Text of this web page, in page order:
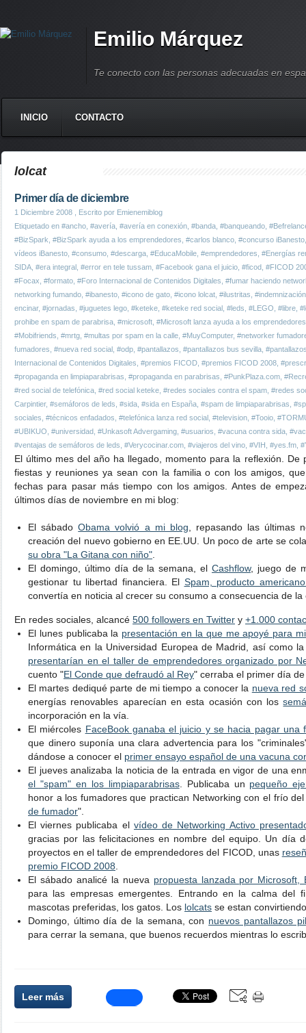
Emilio Márquez
Te conecto con las personas adecuadas en
INICIO CONTACTO
lolcat
Primer día de diciembre
1 Diciembre 2008 , Escrito por Emienemiblog
Etiquetado en #ancho #avería #avería en conexión #banda #banqueando
#BizSpark #BizSpark ayuda a los emprendedores #carlos blanco #concurso iBanesto
vídeos iBanesto #consumo #descarga #EducaMobile #emprendedores #Energías
SIDA #era integral #error en tele tussam #Facebook gana el juicio #ficod #FICOD
#Focax #formato #Foro Internacional de Contenidos Digitales #fumar haciendo
networking fumando #ibanesto #icono de gato #icono lolcat #ilustritas
encinar, #jornadas #juguetes lego #keteke #keteke red social #leds #LEGO #libre
prohibe en spam de parabrisa #microsoft #Microsoft lanza ayuda a los emprendedores
#Mobifriends #mrtg #multas por spam en la calle #MuyComputer, #networker
fumadores #nueva red social #odp #pantallazos #pantallazos bus sevilla
Internacional de Contenidos Digitales #premios FICOD #premios FICOD 2008
#propaganda en limpiaparabrisas #propaganda en parabrisas #PunkPlaza.com
#red social de telefónica #red social keteke #redes sociales contra el spam #redes
Carpintier, #semáforos de leds #sida #sida en España #spam de limpiaparabrisas
sociales #técnicos enfadados #telefónica lanza red social #television #Tooio
#UBIKUO #universidad #Unkasoft Advergaming #usuarios #vacuna contra sida
#ventajas de semáforos de leds #Verycocinar.com #viajeros del vino #VIH #yes.fm
El último mes del año ha llegado, momento para la reflexión.
fiestas y reuniones ya sean con la familia o con los amigos,
fechas para pasar más tiempo con los amigos. Antes de
últimos días de noviembre en mi blog:
El sábadoObama volvió a mi blog , repasando las últimas
creación del nuevo gobierno en EE.UU. Un poco de arte se
su obra "La Gitana con niño"
El domingo, último día de la semana, el Cashflow, juego de
gestionar tu libertad financiera. El Spam, producto
convertía en noticia al crecer su consumo a consecuencia de la
En redes sociales, alcancé 500 followers en Twitter y +1.000
El lunes publicaba la presentación en la que me apoyé para
Informática en la Universidad Europea de Madrid, así como
presentarían en el taller de emprendedores organizado por
cuento "El Conde que defraudó al Rey" cerraba el primer día
El martes dediqué parte de mi tiempo a conocer la nueva red
energías renovables aparecían en esta ocasión con los
incorporación en la vía.
El miércoles FaceBook ganaba el juicio y se hacia pagar una
que dinero suponía una clara advertencia para los
dándose a conocer el primer ensayo español de una vacuna
El jueves analizaba la noticia de la entrada en vigor de una
el "spam" en los limpiaparabrisas. Publicaba un pequeño
honor a los fumadores que practican Networking con el frío
de fumador".
El viernes publicaba el vídeo de Networking Activo
gracias por las felicitaciones en nombre del equipo. Un día
proyectos en el taller de emprendedores del FICOD, unas
premio FICOD 2008
El sábado analicé la nueva propuesta lanzada por Microsoft,
para las empresas emergentes. Entrando en la calma del
mascotas preferidas, los gatos. Los lolcats se estan
Domingo, último día de la semana, con nuevos pantallazos
para cerrar la semana, que buenos recuerdos mientras lo
Leer más